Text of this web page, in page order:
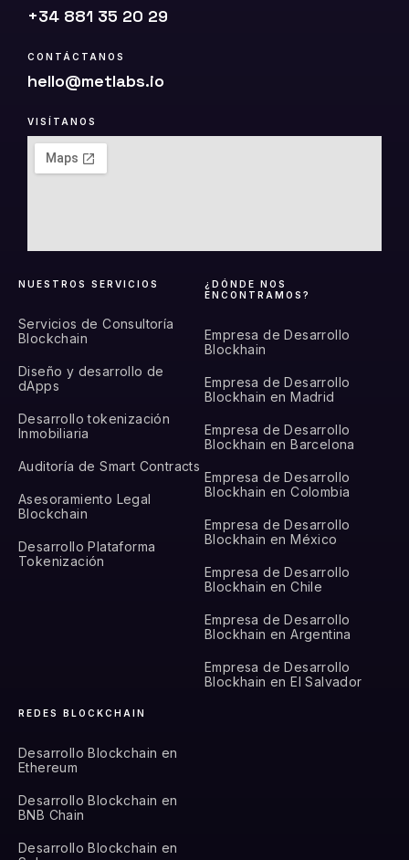
+34 881 35 20 29
CONTÁCTANOS
hello@metlabs.io
VISÍTANOS
NUESTROS SERVICIOS
Servicios de Consultoría
Blockchain
Diseño y desarrollo de
dApps
Desarrollo tokenización
Inmobiliaria
Auditoría de Smart Contracts
Asesoramiento Legal
Blockchain
Desarrollo Plataforma
Tokenización
¿DÓNDE NOS
ENCONTRAMOS?
Empresa de Desarrollo
Blockhain
Empresa de Desarrollo
Blockhain en Madrid
Empresa de Desarrollo
Blockhain en Barcelona
Empresa de Desarrollo
Blockhain en Colombia
Empresa de Desarrollo
Blockhain en México
Empresa de Desarrollo
Blockhain en Chile
Empresa de Desarrollo
Blockhain en Argentina
Empresa de Desarrollo
Blockhain en El Salvador
REDES BLOCKCHAIN
Desarrollo Blockchain en
Ethereum
Desarrollo Blockchain en
BNB Chain
Desarrollo Blockchain en